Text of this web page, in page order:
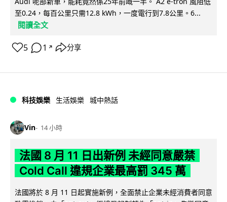
至0.24，每百公里只需12.8 kWh，一度電行到7.8公里。6...
閱讀全文
5 1 ↗ 分享
科技娛樂 生活娛樂 城中熱話
Vin 14 小時
法國 8 月 11 日出新例 未經同意嚴禁
Cold Call 違規企業最高罰 345 萬
法國將於 8 月 11 日起實施新例，全面禁止企業未經消費者同意